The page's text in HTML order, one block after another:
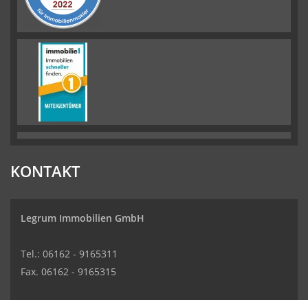
KONTAKT
Legrum Immobilien GmbH
Tel.: 06162 - 9165311
Fax. 06162 - 9165315